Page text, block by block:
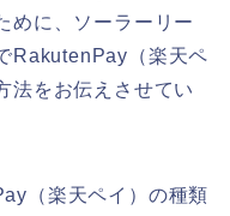
めに、ソーラーリー
RakutenPay（楽天ペ
法をお伝えさせてい
（楽天ペイ）の種類